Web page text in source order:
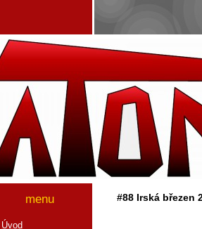
#88 Irská březen
menu
Úvod